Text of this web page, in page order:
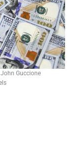
Guccione